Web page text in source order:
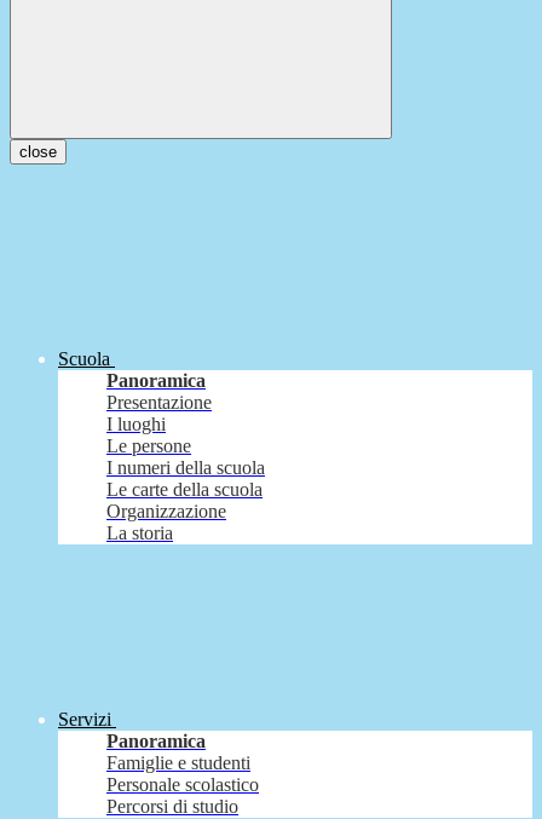
close
Scuola
Panoramica
Presentazione
I luoghi
Le persone
I numeri della scuola
Le carte della scuola
Organizzazione
La storia
Servizi
Panoramica
Famiglie e studenti
Personale scolastico
Percorsi di studio